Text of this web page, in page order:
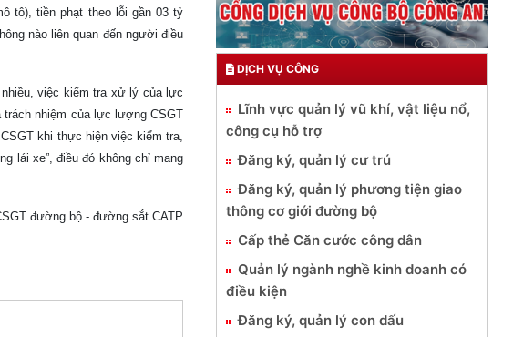
tô), tiền phạt theo lỗi gần 03 tỷ
nào liên quan đến người điều
việc kiểm tra xử lý của lực
nhiệm của lực lượng CSGT
khi thực hiện việc kiểm tra,
lái xe”, điều đó không chỉ mang
đường bộ - đường sắt CATP
DỊCH VỤ CÔNG
Lĩnh vực quản lý vũ khí, vật liệu nổ,
công cụ hỗ trợ
Đăng ký, quản lý cư trú
Đăng ký, quản lý phương tiện giao
thông cơ giới đường bộ
Cấp thẻ Căn cước công dân
Quản lý ngành nghề kinh doanh có
điều kiện
Đăng ký, quản lý con dấu